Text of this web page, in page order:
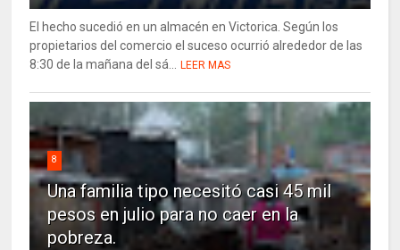
El hecho sucedió en un almacén en Victorica. Según los
propietarios del comercio el suceso ocurrió alrededor de las
8:30 de la mañana del sá... LEER MAS
8
Una familia tipo necesitó casi 45 mil
pesos en julio para no caer en la
pobreza.